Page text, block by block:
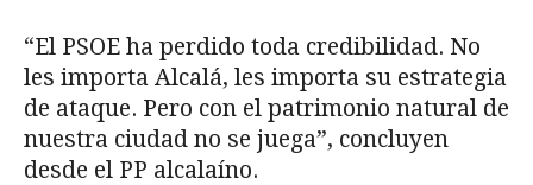
“El PSOE ha perdido toda credibilidad. No
les importa Alcalá, les importa su estrategia
de ataque. Pero con el patrimonio natural de
nuestra ciudad no se juega”, concluyen
desde el PP alcalaíno.